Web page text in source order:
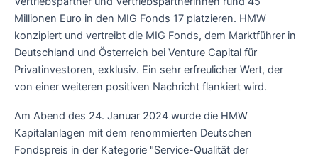
Millionen Euro in den MIG Fonds 17 platzieren. HMW
konzipiert und vertreibt die MIG Fonds, dem Marktführer in
Deutschland und Österreich bei Venture Capital für
Privatinvestoren, exklusiv. Ein sehr erfreulicher Wert, der
von einer weiteren positiven Nachricht flankiert wird.
Am Abend des 24. Januar 2024 wurde die HMW
Kapitalanlagen mit dem renommierten Deutschen
Fondspreis in der Kategorie "Service-Qualität der